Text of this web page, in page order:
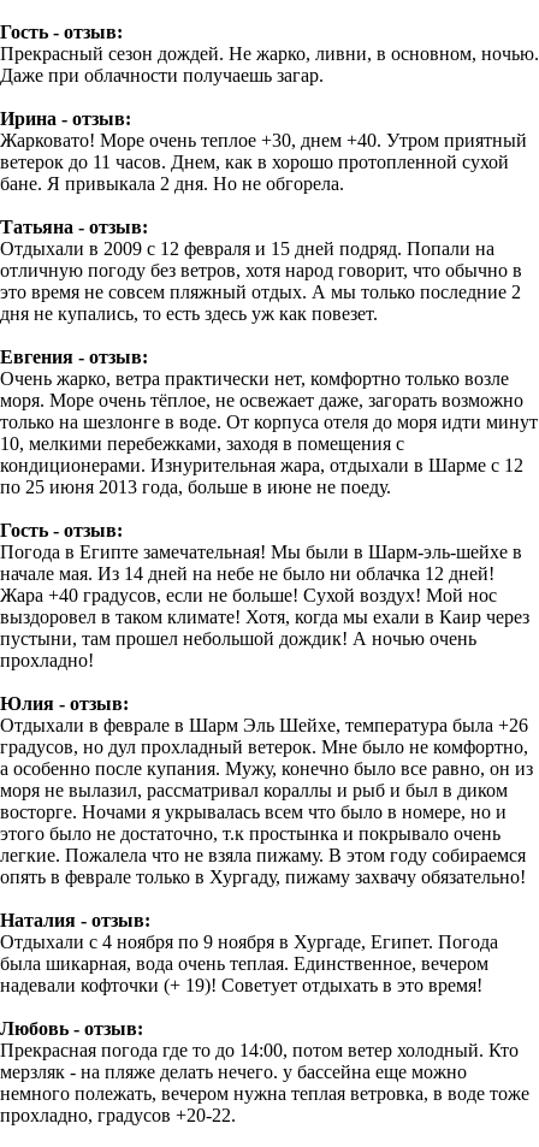
Гость - отзыв:
Прекрасный сезон дождей. Не жарко, ливни, в основном, ночью.
Даже при облачности получаешь загар.
Ирина - отзыв:
Жарковато! Море очень теплое +30, днем +40. Утром приятный
ветерок до 11 часов. Днем, как в хорошо протопленной сухой
бане. Я привыкала 2 дня. Но не обгорела.
Татьяна - отзыв:
Отдыхали в 2009 с 12 февраля и 15 дней подряд. Попали на
отличную погоду без ветров, хотя народ говорит, что обычно в
это время не совсем пляжный отдых. А мы только последние 2
дня не купались, то есть здесь уж как повезет.
Евгения - отзыв:
Очень жарко, ветра практически нет, комфортно только возле
моря. Море очень тёплое, не освежает даже, загорать возможно
только на шезлонге в воде. От корпуса отеля до моря идти минут
10, мелкими перебежками, заходя в помещения с
кондиционерами. Изнурительная жара, отдыхали в Шарме с 12
по 25 июня 2013 года, больше в июне не поеду.
Гость - отзыв:
Погода в Египте замечательная! Мы были в Шарм-эль-шейхе в
начале мая. Из 14 дней на небе не было ни облачка 12 дней!
Жара +40 градусов, если не больше! Сухой воздух! Мой нос
выздоровел в таком климате! Хотя, когда мы ехали в Каир через
пустыни, там прошел небольшой дождик! А ночью очень
прохладно!
Юлия - отзыв:
Отдыхали в феврале в Шарм Эль Шейхе, температура была +26
градусов, но дул прохладный ветерок. Мне было не комфортно,
а особенно после купания. Мужу, конечно было все равно, он из
моря не вылазил, рассматривал кораллы и рыб и был в диком
восторге. Ночами я укрывалась всем что было в номере, но и
этого было не достаточно, т.к простынка и покрывало очень
легкие. Пожалела что не взяла пижаму. В этом году собираемся
опять в феврале только в Хургаду, пижаму захвачу обязательно!
Наталия - отзыв:
Отдыхали с 4 ноября по 9 ноября в Хургаде, Египет. Погода
была шикарная, вода очень теплая. Единственное, вечером
надевали кофточки (+ 19)! Советует отдыхать в это время!
Любовь - отзыв:
Прекрасная погода где то до 14:00, потом ветер холодный. Кто
мерзляк - на пляже делать нечего. у бассейна еще можно
немного полежать, вечером нужна теплая ветровка, в воде тоже
прохладно, градусов +20-22.